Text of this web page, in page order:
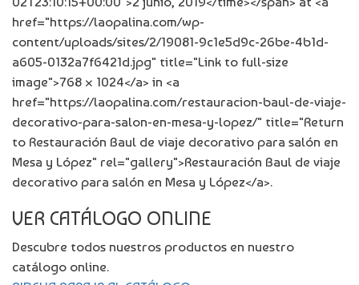
href="https://laopalina.com/wp-
content/uploads/sites/2/19081-9c1e5d9c-26be-4b1d-
a605-0132a7f6421d.jpg" title="Link to full-size
image">768 × 1024</a> in <a
href="https://laopalina.com/restauracion-baul-de-viaje-
decorativo-para-salon-en-mesa-y-lopez/" title="Return
to Restauración Baul de viaje decorativo para salón en
Mesa y López" rel="gallery">Restauración Baul de viaje
decorativo para salón en Mesa y López</a>.
VER CATÁLOGO ONLINE
Descubre todos nuestros productos en nuestro
catálogo online.